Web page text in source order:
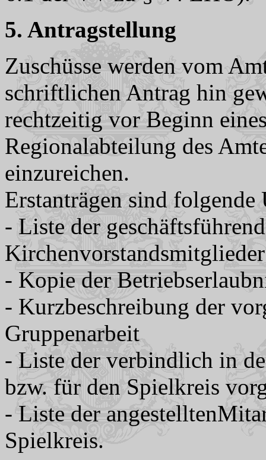
5. Antragstellung
Zuschüsse werden vom
schriftlichen Antrag hin
rechtzeitig vor Beginn
Regionalabteilung des
einzureichen.
Erstanträgen sind
- Liste der
Kirchenvorstandsmitglieder
- Kopie der
- Kurzbeschreibung der
Gruppenarbeit
- Liste der verbindlich in
bzw. für den Spielkreis
- Liste der
Spielkreis.